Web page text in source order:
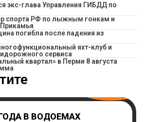
экс-глава Управления ГИБДД по
спорта РФ по лыжным гонкам и
Прикамья
погибла после падения из
яхт-клуб и
сервиса
квартал» в Перми 8 августа
В ВОДОЕМАХ